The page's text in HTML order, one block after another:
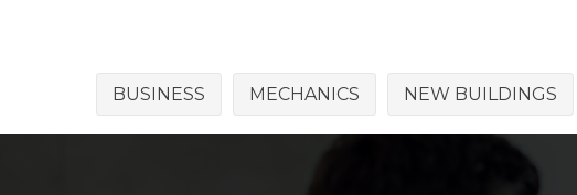
BUSINESS MECHANICS NEW BUILDINGS